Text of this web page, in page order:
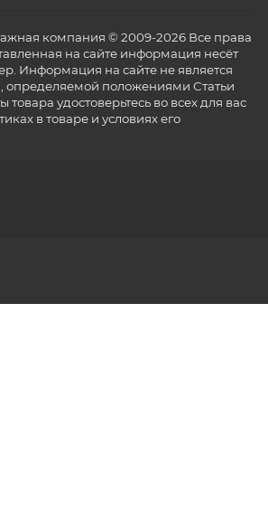
компания © 2009-2026 Все права
на сайте информация несёт
Информация на сайте не является
определяемой положениями Статьи
удостоверьтесь во всех для вас
в товаре и условиях его